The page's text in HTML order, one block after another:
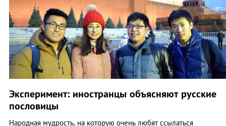
Эксперимент: иностранцы объясняют русские
пословицы
Народная мудрость, на которую очень любят ссылаться